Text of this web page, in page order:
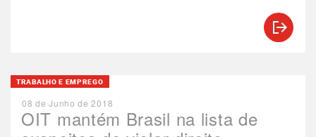
OIT mantém Brasil na lista de
TRABALHO E EMPREGO
08 de Junho de 2018